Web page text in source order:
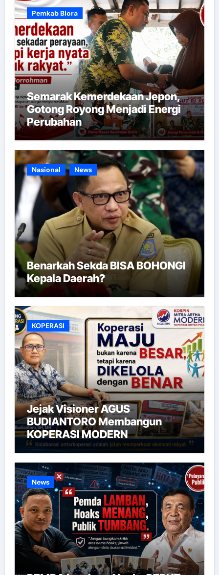
Pemkab Blora
Semarak Kemerdekaan Jepon,
Gotong Royong Menjadi Energi
Perubahan
Nasional News
Benarkah Sekda BISA BOHONGI
Kepala Daerah?
KOPERASI
Jejak Visioner AGUS
BUDIANTORO Membangun
KOPERASI MODERN
News